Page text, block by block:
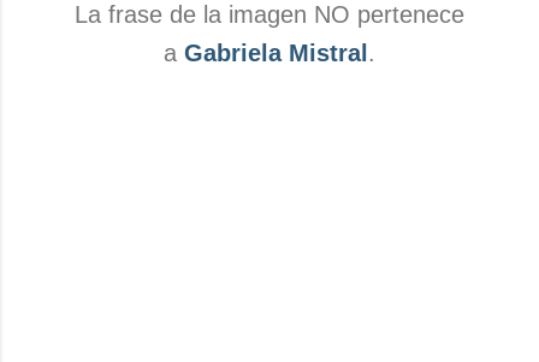
La frase de la imagen NO pertenece
a Gabriela Mistral .